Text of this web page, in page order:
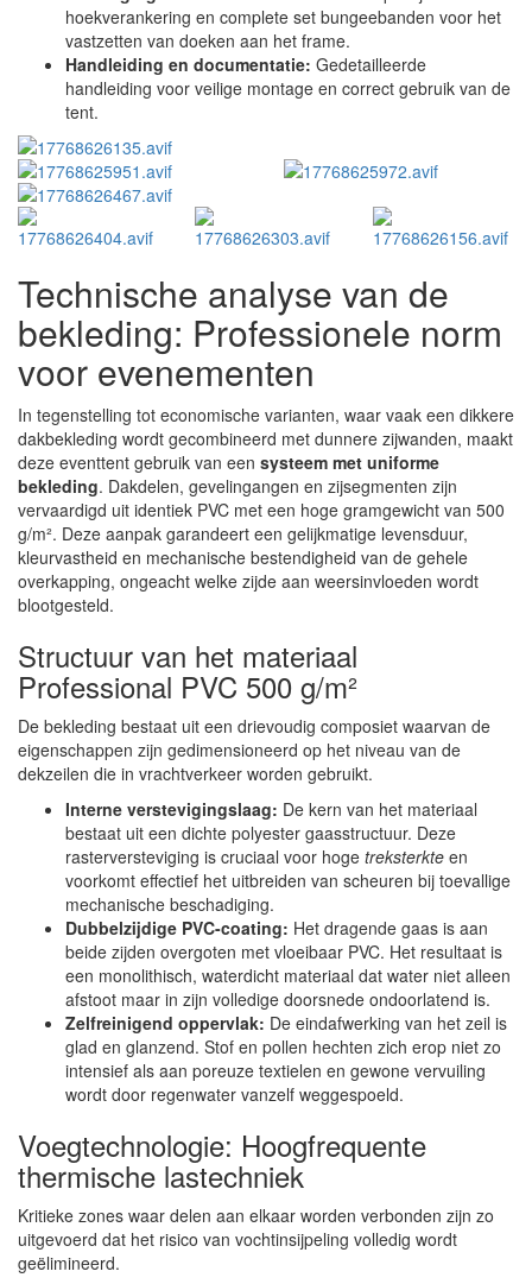
hoekverankering en complete set bungeebanden voor het
vastzetten van doeken aan het frame.
Handleiding en documentatie: Gedetailleerde
handleiding voor veilige montage en correct gebruik van de
tent.
Technische analyse van de
bekleding: Professionele norm
voor evenementen
In tegenstelling tot economische varianten, waar vaak een dikkere
dakbekleding wordt gecombineerd met dunnere zijwanden, maakt
deze eventtent gebruik van een systeem met uniforme
bekleding. Dakdelen, gevelingangen en zijsegmenten zijn
vervaardigd uit identiek PVC met een hoge gramgewicht van 500
g/m². Deze aanpak garandeert een gelijkmatige levensduur,
kleurvastheid en mechanische bestendigheid van de gehele
overkapping, ongeacht welke zijde aan weersinvloeden wordt
blootgesteld.
Structuur van het materiaal
Professional PVC 500 g/m²
De bekleding bestaat uit een drievoudig composiet waarvan de
eigenschappen zijn gedimensioneerd op het niveau van de
dekzeilen die in vrachtverkeer worden gebruikt.
Interne verstevigingslaag: De kern van het materiaal
bestaat uit een dichte polyester gaasstructuur. Deze
rasterversteviging is cruciaal voor hoge treksterkte en
voorkomt effectief het uitbreiden van scheuren bij toevallige
mechanische beschadiging.
Dubbelzijdige PVC-coating: Het dragende gaas is aan
beide zijden overgoten met vloeibaar PVC. Het resultaat is
een monolithisch, waterdicht materiaal dat water niet alleen
afstoot maar in zijn volledige doorsnede ondoorlatend is.
Zelfreinigend oppervlak: De eindafwerking van het zeil is
glad en glanzend. Stof en pollen hechten zich erop niet zo
intensief als aan poreuze textielen en gewone vervuiling
wordt door regenwater vanzelf weggespoeld.
Voegtechnologie: Hoogfrequente
thermische lastechniek
Kritieke zones waar delen aan elkaar worden verbonden zijn zo
uitgevoerd dat het risico van vochtinsijpeling volledig wordt
geëlimineerd.